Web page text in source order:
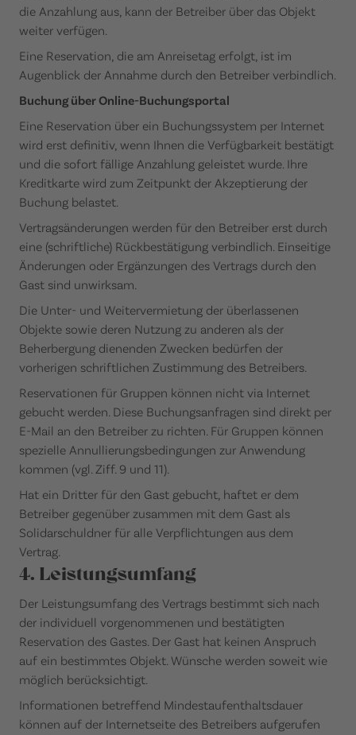
die Anzahlung aus, kann der Betreiber über das Objekt
weiter verfügen.
Eine Reservation, die am Anreisetag erfolgt, ist im
Augenblick der Annahme durch den Betreiber verbindlich.
Buchung über Online-Buchungsportal
Eine Reservation über ein Buchungssystem per Internet
wird erst definitiv, wenn Ihnen die Verfügbarkeit bestätigt
und die sofort fällige Anzahlung geleistet wurde. Ihre
Kreditkarte wird zum Zeitpunkt der Akzeptierung der
Buchung belastet.
Vertragsänderungen werden für den Betreiber erst durch
eine (schriftliche) Rückbestätigung verbindlich. Einseitige
Änderungen oder Ergänzungen des Vertrags durch den
Gast sind unwirksam.
Die Unter- und Weitervermietung der überlassenen
Objekte sowie deren Nutzung zu anderen als der
Beherbergung dienenden Zwecken bedürfen der
vorherigen schriftlichen Zustimmung des Betreibers.
Reservationen für Gruppen können nicht via Internet
gebucht werden. Diese Buchungsanfragen sind direkt per
E-Mail an den Betreiber zu richten. Für Gruppen können
spezielle Annullierungsbedingungen zur Anwendung
kommen (vgl. Ziff. 9 und 11).
Hat ein Dritter für den Gast gebucht, haftet er dem
Betreiber gegenüber zusammen mit dem Gast als
Solidarschuldner für alle Verpflichtungen aus dem
Vertrag.
4. Leistungsumfang
Der Leistungsumfang des Vertrags bestimmt sich nach
der individuell vorgenommenen und bestätigten
Reservation des Gastes. Der Gast hat keinen Anspruch
auf ein bestimmtes Objekt. Wünsche werden soweit wie
möglich berücksichtigt.
Informationen betreffend Mindestaufenthaltsdauer
können auf der Internetseite des Betreibers aufgerufen